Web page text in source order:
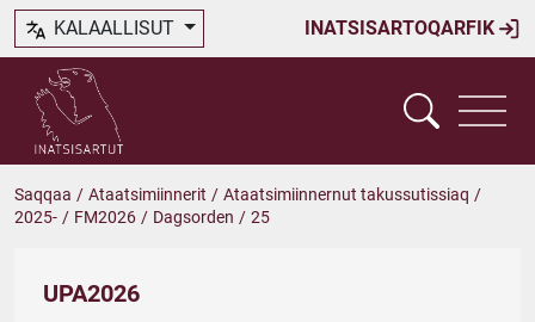
INATSISARTOQARFIK
KALAALLISUT
Saqqaa / Ataatsimiinnerit / Ataatsimiinnernut takussutissiaq /
2025- / FM2026 / Dagsorden / 25
UPA2026